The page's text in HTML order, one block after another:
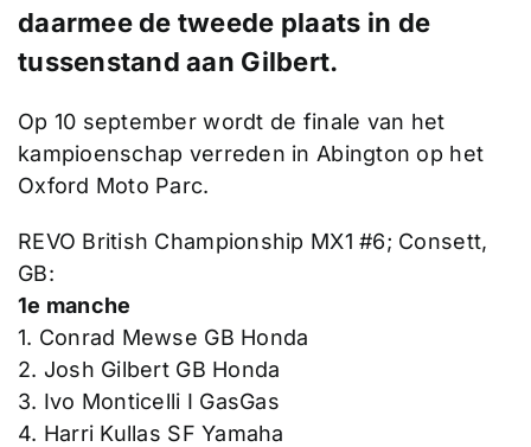
daarmee de tweede plaats in de
tussenstand aan Gilbert.
Op 10 september wordt de finale van het
kampioenschap verreden in Abington op het
Oxford Moto Parc.
REVO British Championship MX1 #6; Consett,
GB:
1e manche
1. Conrad Mewse GB Honda
2. Josh Gilbert GB Honda
3. Ivo Monticelli I GasGas
4. Harri Kullas SF Yamaha